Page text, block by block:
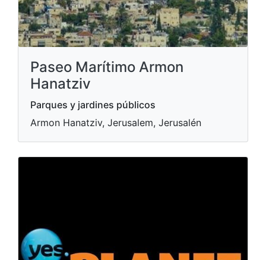
Paseo Marítimo Armon
Hanatziv
Parques y jardines públicos
Armon Hanatziv, Jerusalem, Jerusalén